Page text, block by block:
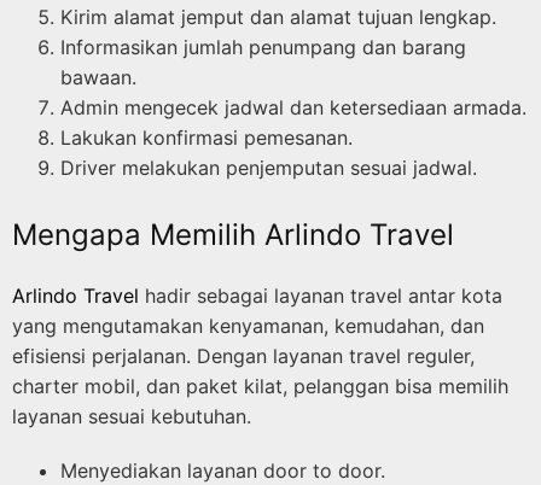
Kirim alamat jemput dan alamat tujuan lengkap.
Informasikan jumlah penumpang dan barang
bawaan.
Admin mengecek jadwal dan ketersediaan armada.
Lakukan konfirmasi pemesanan.
Driver melakukan penjemputan sesuai jadwal.
Mengapa Memilih Arlindo Travel
Arlindo Travel hadir sebagai layanan travel antar kota
yang mengutamakan kenyamanan, kemudahan, dan
efisiensi perjalanan. Dengan layanan travel reguler,
charter mobil, dan paket kilat, pelanggan bisa memilih
layanan sesuai kebutuhan.
Menyediakan layanan door to door.